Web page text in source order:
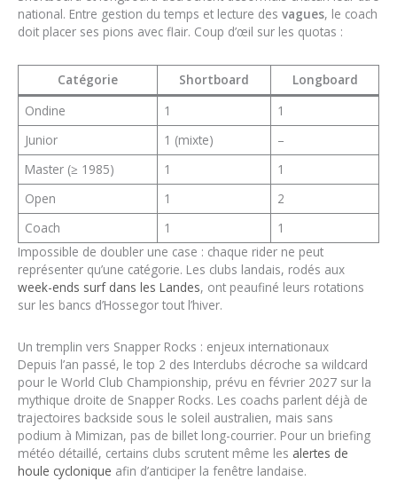
national. Entre gestion du temps et lecture des vagues, le coach
doit placer ses pions avec flair. Coup d’œil sur les quotas :
Catégorie Shortboard
Longboard
Ondine
1
1
Junior
1 (mixte)
–
Master (≥ 1985)
1
1
Open
1
2
Coach
1
1
Impossible de doubler une case : chaque rider ne peut
représenter qu’une catégorie. Les clubs landais, rodés aux
week-ends surf dans les Landes, ont peaufiné leurs rotations
sur les bancs d’Hossegor tout l’hiver.
Un tremplin vers Snapper Rocks : enjeux internationaux
Depuis l’an passé, le top 2 des Interclubs décroche sa wildcard
pour le World Club Championship, prévu en février 2027 sur la
mythique droite de Snapper Rocks. Les coachs parlent déjà de
trajectoires backside sous le soleil australien, mais sans
podium à Mimizan, pas de billet long-courrier. Pour un briefing
météo détaillé, certains clubs scrutent même les alertes de
houle cyclonique afin d’anticiper la fenêtre landaise.